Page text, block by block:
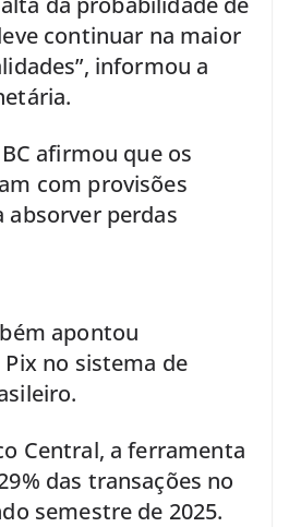
continuar na maior
informou a
afirmou que os
com provisões
absorver perdas
apontou
no sistema de
Central, a ferramenta
das transações no
semestre de 2025.